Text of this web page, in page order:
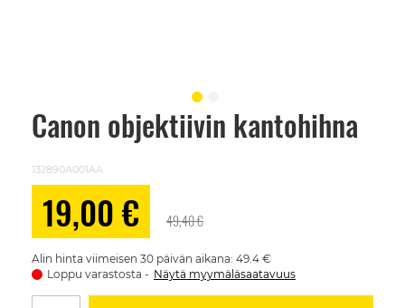
Canon objektiivin kantohihna
132890A001AA
19,00 € 49,40 €
Alin hinta viimeisen 30 päivän aikana: 49.4 €
Loppu varastosta
Näytä myymäläsaatavuus
Skip
images